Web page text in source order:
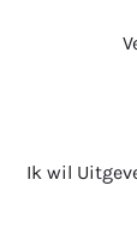
Ik wil